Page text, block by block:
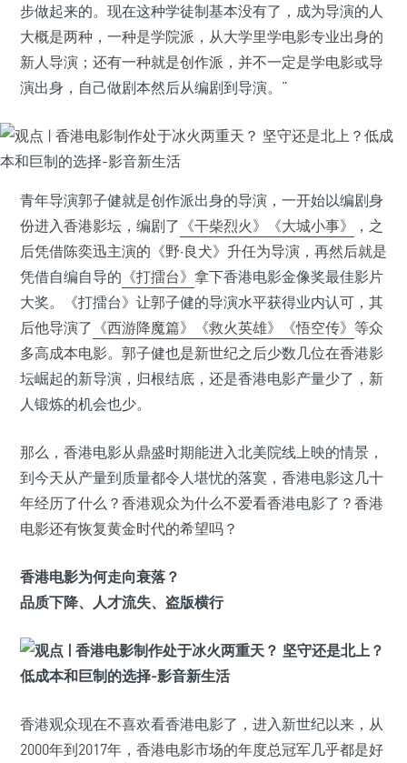
步做起来的。现在这种学徒制基本没有了，成为导演的人
大概是两种，一种是学院派，从大学里学电影专业出身的
新人导演；还有一种就是创作派，并不一定是学电影或导
演出身，自己做剧本然后从编剧到导演。”
青年导演郭子健就是创作派出身的导演，一开始以编剧身
份进入香港影坛，编剧了 《干柴烈火》 《大城小事》
，之
后凭借陈奕迅主演的《野·良犬》升任为导演，再然后就是
凭借自编自导的 《打擂台》 拿下香港电影金像奖最佳影片
大奖。《打擂台》让郭子健的导演水平获得业内认可，其
后他导演了 《西游降魔篇》 《救火英雄》 《悟空传》 等众
多高成本电影。郭子健也是新世纪之后少数几位在香港影
坛崛起的新导演，归根结底，还是香港电影产量少了，新
人锻炼的机会也少。
那么，香港电影从鼎盛时期能进入北美院线上映的情景，
到今天从产量到质量都令人堪忧的落寞，香港电影这几十
年经历了什么？香港观众为什么不爱看香港电影了？香港
电影还有恢复黄金时代的希望吗？
香港电影为何走向衰落？
品质下降、人才流失、盗版横行
香港观众现在不喜欢看香港电影了，进入新世纪以来，从
2000年到2017年，香港电影市场的年度总冠军几乎都是好